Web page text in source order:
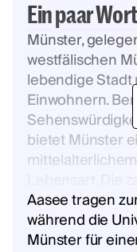
Ein paar
Münster,
westfälischen
lebendige
Einwohnern.
bietet Münster
Aasee tragen
während die
Münster für